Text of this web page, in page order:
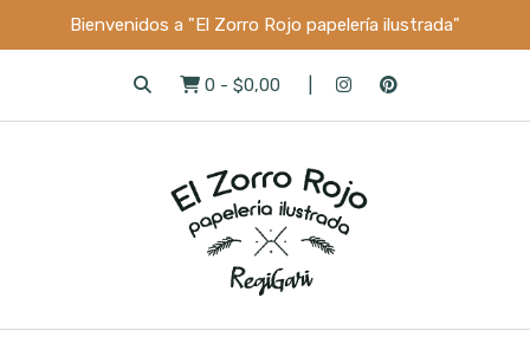
Bienvenidos a "El Zorro Rojo papelería ilustrada"
0 - $0,00